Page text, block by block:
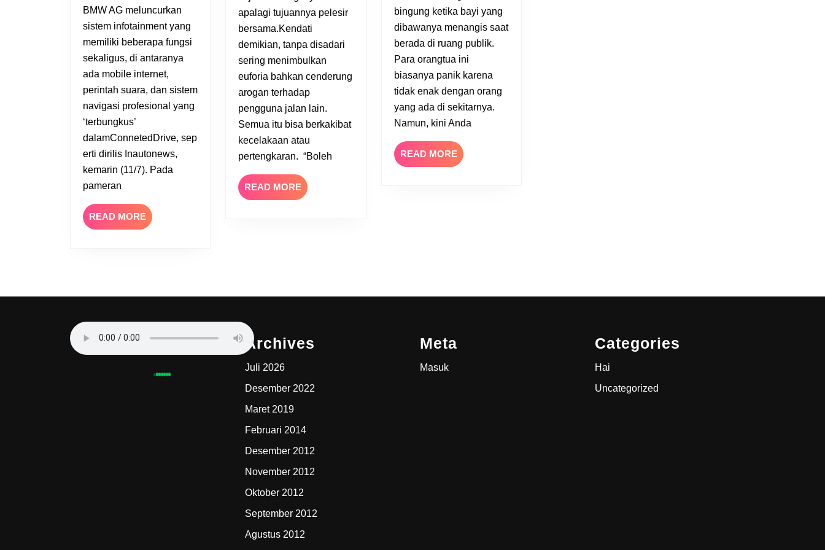
SMS
Saat
Berkendara
BMW AG meluncurkan
sistem infotainment yang
memiliki beberapa fungsi
sekaligus, di antaranya
ada mobile internet,
perintah suara, dan sistem
navigasi profesional yang
‘terbungkus’
dalamConnetedDrive, sep
erti dirilis Inautonews,
kemarin (11/7). Pada
pameran
READ MORE READ
MORE
apalagi tujuannya pelesir
bersama.Kendati
demikian, tanpa disadari
sering menimbulkan
euforia bahkan cenderung
arogan terhadap
pengguna jalan lain.
Semua itu bisa berkakibat
kecelakaan atau
pertengkaran. “Boleh
READ MORE READ
MORE
Publik
bingung ketika bayi yang
dibawanya menangis saat
berada di ruang publik.
Para orangtua ini
biasanya panik karena
tidak enak dengan orang
yang ada di sekitarnya.
Namun, kini Anda
READ MOREREAD
MORE
Archives
Juli 2026
Desember 2022
Maret 2019
Februari 2014
Desember 2012
November 2012
Oktober 2012
September 2012
Agustus 2012
Meta
Masuk
Categories
Hai
Uncategorized